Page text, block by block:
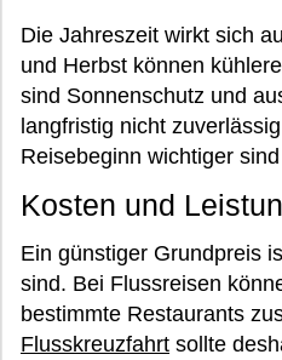
Die Jahreszeit wirkt sich
und Herbst können
sind Sonnenschutz und
langfristig nicht
Reisebeginn wichtiger
Kosten und
Ein günstiger Grundpreis
sind. Bei Flussreisen
bestimmte Restaurants
Flusskreuzfahrt sollte